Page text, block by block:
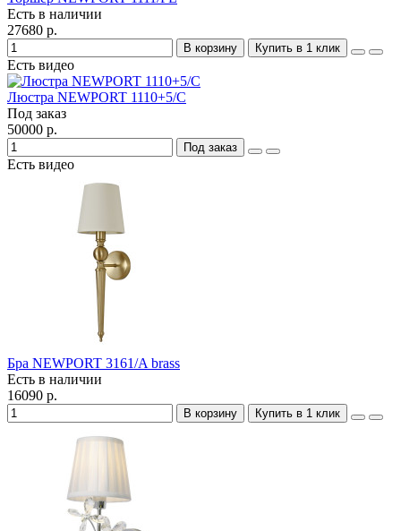
Есть в наличии
27680 р.
В корзину Купить в 1 клик
Есть видео
Люстра NEWPORT 1110+5/C
Под заказ
50000 р.
Под заказ
Есть видео
Бра NEWPORT 3161/A brass
Есть в наличии
16090 р.
В корзину Купить в 1 клик